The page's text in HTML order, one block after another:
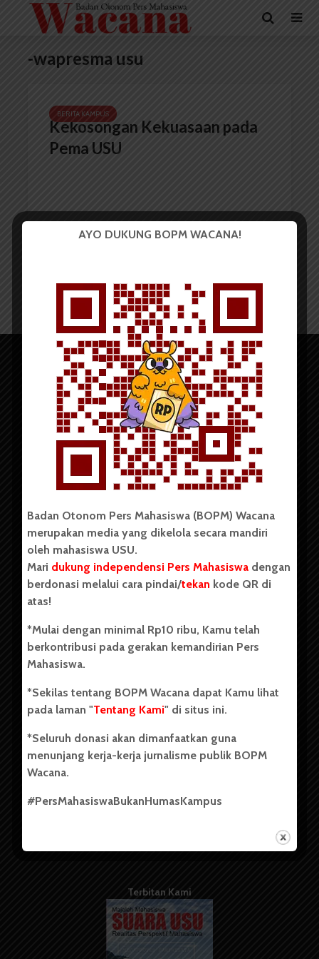
-wapresma usu
BERITA KAMPUS
Kekosongan Kekuasaan pada
Pema USU
Copyright © 2023. All rights reserved BOPM WACANA.
Badan Otonom Pers Mahasiswa (BOPM) Wacana merupakan
pers mahasiswa yang berdiri di luar kampus dan dikelola
secara mandiri oleh mahasiswa Universitas Sumatera Utara
(USU). Sebelumnya BOPM Wacana merupakan salah satu
Unit Kegiatan Mahasiswa (UKM) di Universitas Sumatera
berdiri pada 1 Juli 1995.
Kontribusi
Info Iklan
Pedoman Media Siber
Kode Etik Jurnalistik
Terbitan Kami
AYO DUKUNG BOPM WACANA!
Badan Otonom Pers Mahasiswa (BOPM) Wacana
merupakan media yang dikelola secara mandiri
oleh mahasiswa USU.
Mari dukung independensi Pers Mahasiswa dengan
berdonasi melalui cara pindai/tekan kode QR di
atas!
*Mulai dengan minimal Rp10 ribu, Kamu telah
berkontribusi pada gerakan kemandirian Pers
Mahasiswa.
*Sekilas tentang BOPM Wacana dapat Kamu lihat
pada laman "Tentang Kami" di situs ini.
*Seluruh donasi akan dimanfaatkan guna
menunjang kerja-kerja jurnalisme publik BOPM
Wacana.
#PersMahasiswaBukanHumasKampus